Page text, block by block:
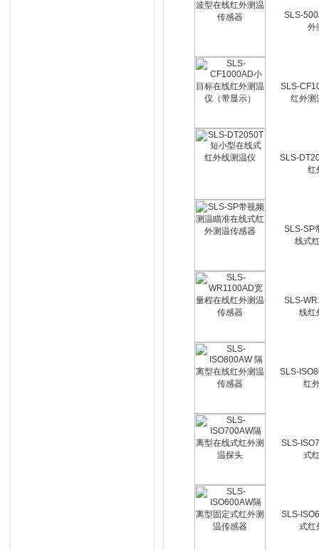
SLS-
外
SLS-
红外测
SLS-
红
SLS-SP
线式
SLS-
线红
SLS-
红
SLS-
式
SLS-
式红